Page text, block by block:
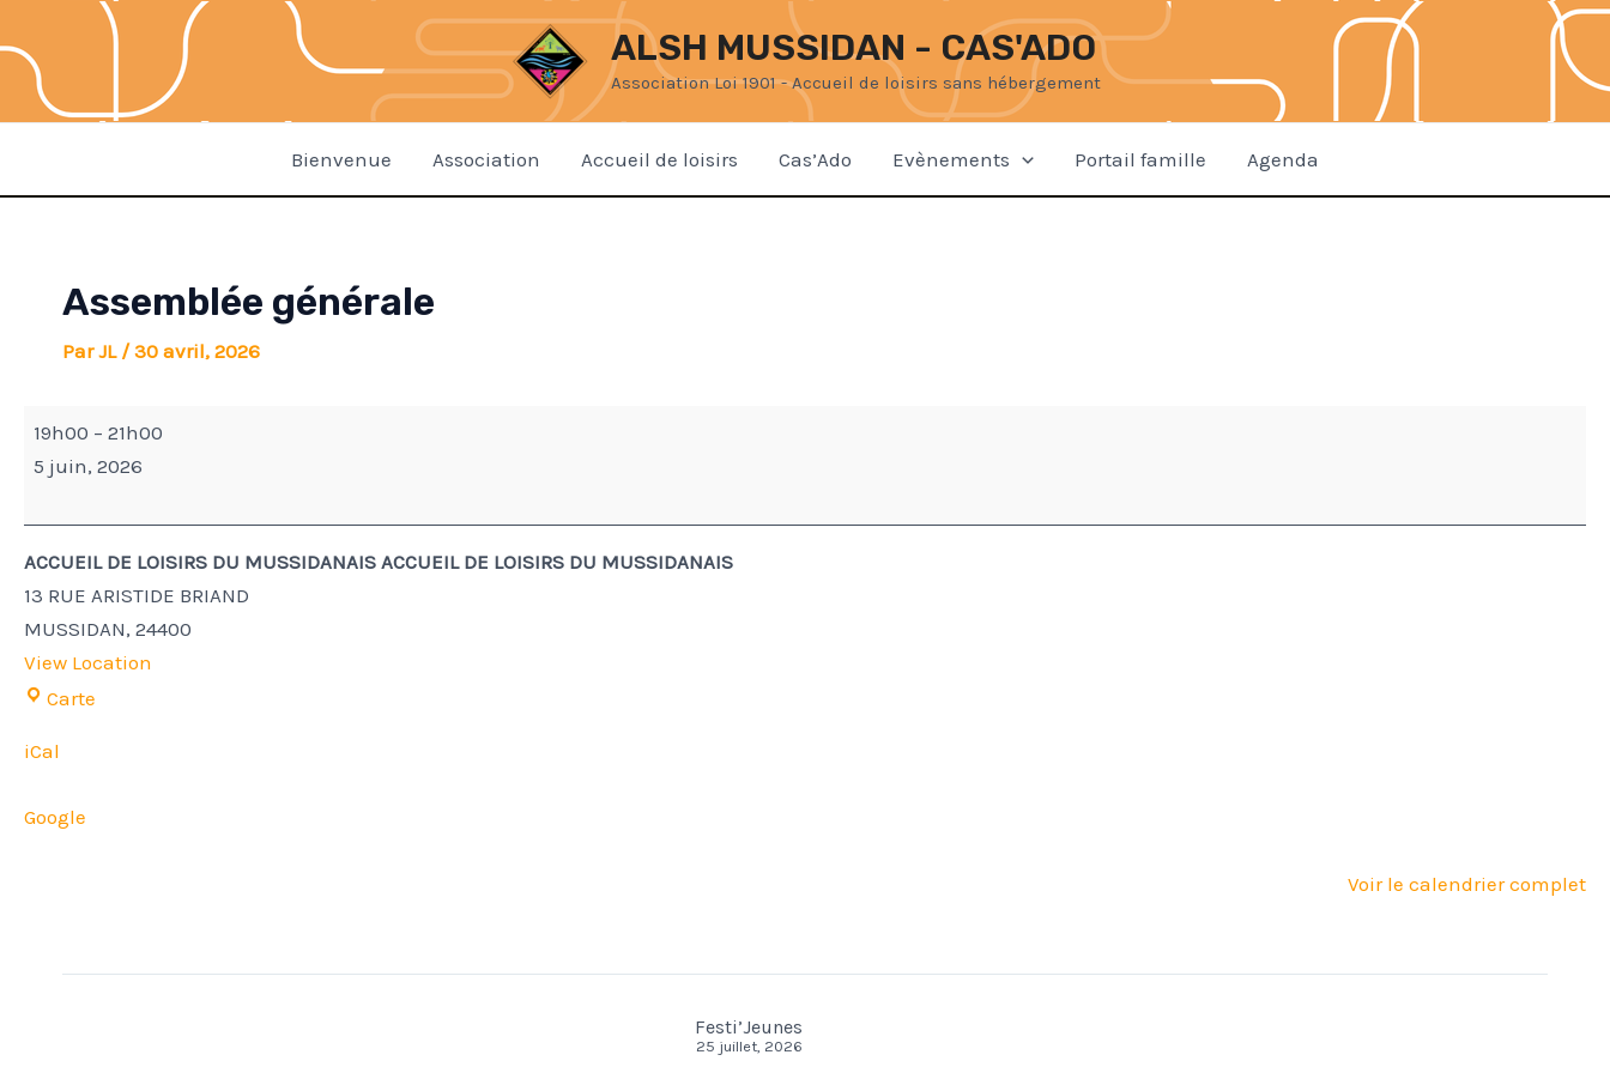
au
contenu
ALSH MUSSIDAN - CAS'ADO
Association Loi 1901 - Accueil de loisirs sans hébergement
Bienvenue Association Accueil de loisirs Cas’Ado Evènements Portail famille Agenda
Assemblée générale
ParJL /30 avril, 2026
Assemblée
générale
19h00 – 21h00
5 juin, 2026
ACCUEIL DE LOISIRS DU MUSSIDANAIS ACCUEIL DE LOISIRS DU MUSSIDANAIS
13 RUE ARISTIDE BRIAND
MUSSIDAN, 24400
View Location
Carte
ACCUEIL
DU
MUSSIDANAIS
iCal
Google
Voir le calendrier complet
Navigation
Festi’Jeunes
25 juillet, 2026